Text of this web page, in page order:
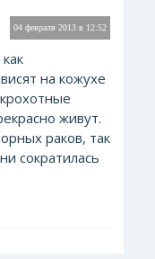
04 февраля 2013 в 12:52
на кожухе
живут.
раков, так
сократилась